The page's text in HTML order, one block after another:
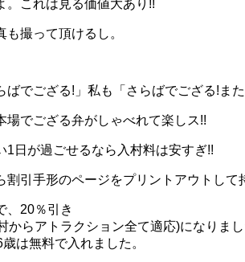
。これは見る価値大あり!!
撮って頂けるし。
ばでござる!」私も「さらばでござる!また
場でござる弁がしゃべれて楽しス!!
1日が過ごせるなら入村料は安すぎ!!
割引手形のページをプリントアウトして
、20％引き
からアトラクション全て適応)になりまし
は無料で入れました。